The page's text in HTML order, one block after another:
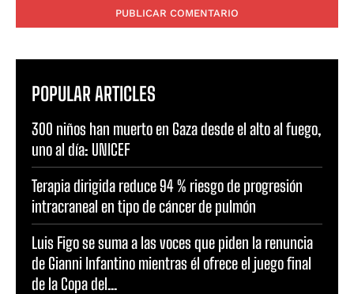
POPULAR ARTICLES
300 niños han muerto en Gaza desde el alto al fuego,
uno al día: UNICEF
Terapia dirigida reduce 94 % riesgo de progresión
intracraneal en tipo de cáncer de pulmón
Luis Figo se suma a las voces que piden la renuncia
de Gianni Infantino mientras él ofrece el juego final
de la Copa del...